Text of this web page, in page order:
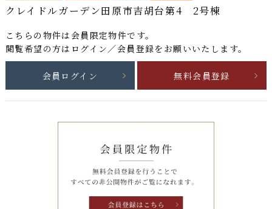
クレイドルガーデン田原市吉胡台第4 2号棟
こちらの物件は 会員限定物件です。
閲覧希望の方はログイン／会員登録をお願いいたします。
会員ログイン 無料会員登録